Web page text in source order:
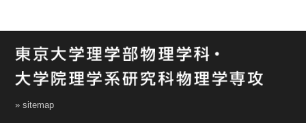
» sitemap